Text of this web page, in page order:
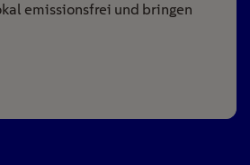
emissionsfrei und bringen